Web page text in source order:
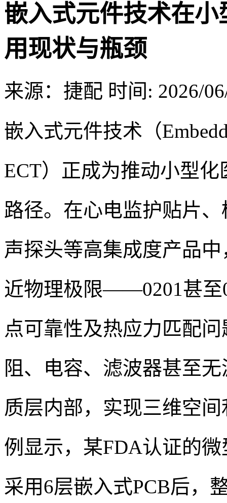
嵌入式元件技术在
用现状与瓶颈
来源：捷配 时间: 2026/
嵌入式元件技术（
ECT）正成为推动小型
路径。在心电监护贴片
声探头等高集成度产品
近物理极限——0201甚至
点可靠性及热应力匹配
阻、电容、滤波器甚至
质层内部，实现三维空
例显示，某FDA认证的
采用6层嵌入式PCB后，